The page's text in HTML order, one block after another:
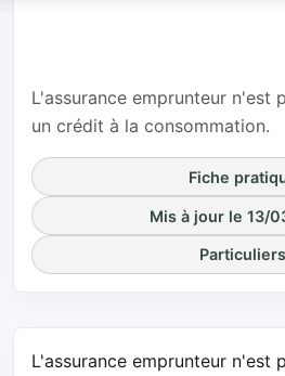
L'assurance emprunteur n'est
un crédit à la consommation.
Fiche
Mis à jour le 13/
Particuliers
L'assurance emprunteur n'est